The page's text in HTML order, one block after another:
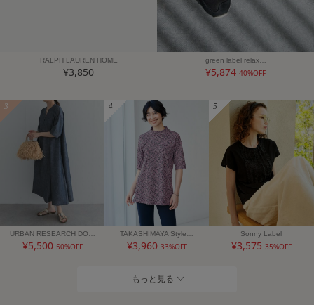
RALPH LAUREN HOME
¥3,850
green label relax…
¥5,874 40%OFF
3
URBAN RESEARCH DO…
¥5,500 50%OFF
4
TAKASHIMAYA Style…
¥3,960 33%OFF
5
Sonny Label
¥3,575 35%OFF
もっと見る